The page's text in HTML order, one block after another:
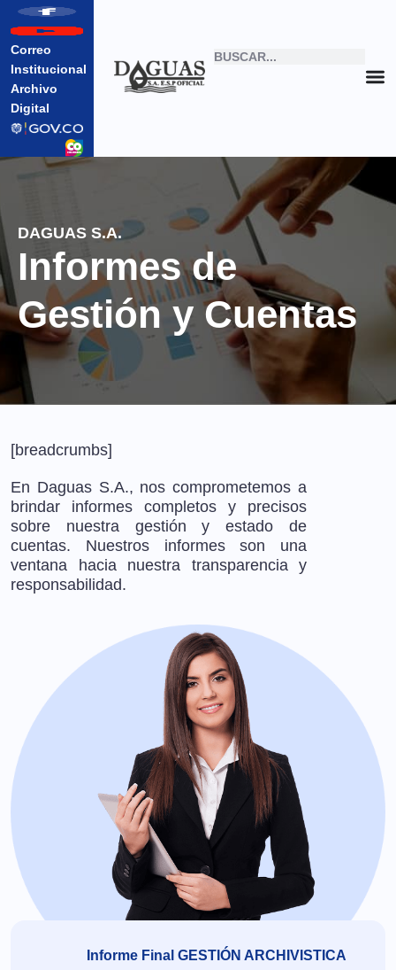
Correo
Institucional
Archivo
Digital
DAGUAS S.A.
Informes de
Gestión y Cuentas
[breadcrumbs]
En Daguas S.A., nos comprometemos a
brindar informes completos y precisos
sobre nuestra gestión y estado de
cuentas. Nuestros informes son una
ventana hacia nuestra transparencia y
responsabilidad.
Informe Final GESTIÓN ARCHIVISTICA